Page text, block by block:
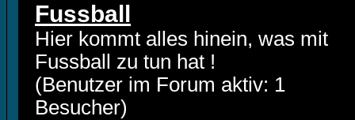
Fussball
Hier kommt alles hinein, was mit
Fussball zu tun hat !
(Benutzer im Forum aktiv: 1
Besucher)